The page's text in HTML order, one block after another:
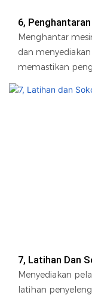
6,
Menghantar
dan
memastikan
7, Latihan Dan
Menyediakan
latihan